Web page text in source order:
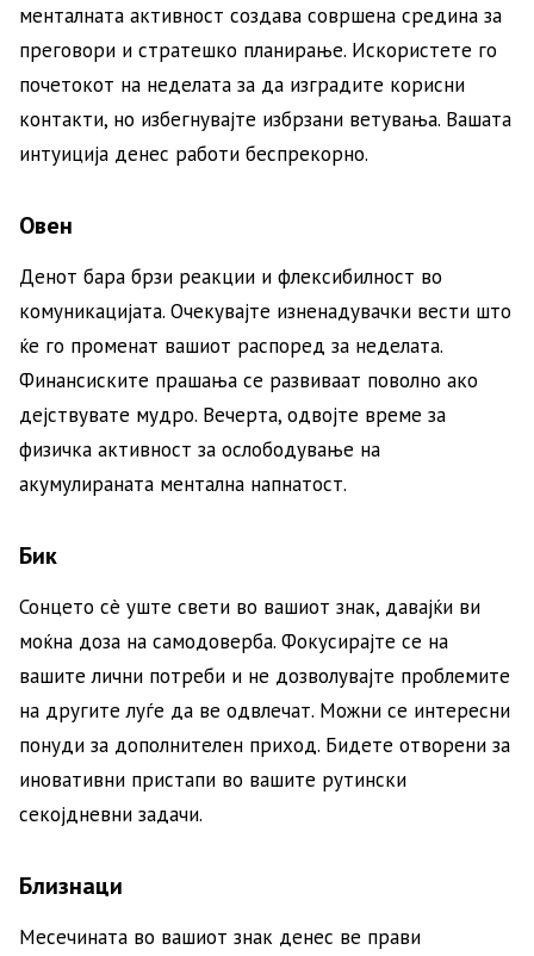
менталната активност создава совршена средина за
преговори и стратешко планирање. Искористете го
почетокот на неделата за да изградите корисни
контакти, но избегнувајте избрзани ветувања. Вашата
интуиција денес работи беспрекорно.
Овен
Денот бара брзи реакции и флексибилност во
комуникацијата. Очекувајте изненадувачки вести што
ќе го променат вашиот распоред за неделата.
Финансиските прашања се развиваат поволно ако
дејствувате мудро. Вечерта, одвојте време за
физичка активност за ослободување на
акумулираната ментална напнатост.
Бик
Сонцето сè уште свети во вашиот знак, давајќи ви
моќна доза на самодоверба. Фокусирајте се на
вашите лични потреби и не дозволувајте проблемите
на другите луѓе да ве одвлечат. Можни се интересни
понуди за дополнителен приход. Бидете отворени за
иновативни пристапи во вашите рутински
секојдневни задачи.
Близнаци
Месечината во вашиот знак денес ве прави